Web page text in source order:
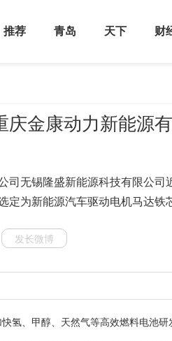
推荐 青岛 天下 财
庆金康动力新能源
无锡隆盛新能源科技有限公司
定为新能源汽车驱动电机马达铁
发长微博
氢、甲醇、天然气等高效燃料电池研